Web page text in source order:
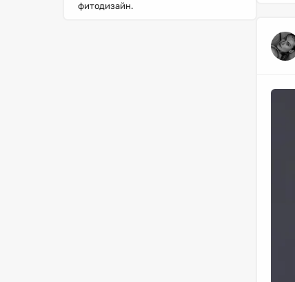
фитодизайн.